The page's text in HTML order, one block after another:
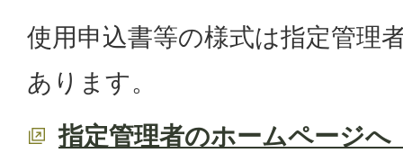
使用申込書等の様式は指定管理
あります。
指定管理者のホームページへ